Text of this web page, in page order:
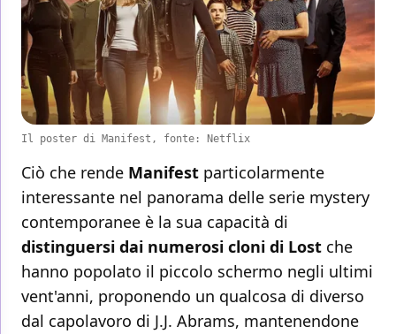
Il poster di Manifest, fonte: Netflix
Ciò che rende Manifest particolarmente
interessante nel panorama delle serie mystery
contemporanee è la sua capacità di
distinguersi dai numerosi cloni di Lost che
hanno popolato il piccolo schermo negli ultimi
vent'anni, proponendo un qualcosa di diverso
dal capolavoro di J.J. Abrams, mantenendone